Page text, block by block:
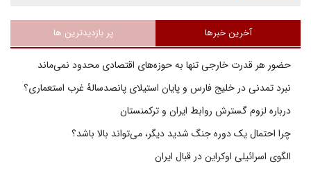
آخرین خبرها پر بازدیدترین ها
حضور هر قدرت خارجی تنها به حوزه‌های اقتصادی محدود نمی‌ماند
نبرد تمدنی در خلیج فارس و پایان استیلای پانصدسالۀ غرب استعماری؟
درباره لزوم گسترش روابط ایران و ترکمنستان
چرا احتمال یک دوره جنگ شدید دیگر، می‌تواند بالا باشد؟
الگوی اسرائیلی اوکراین در قبال ایران